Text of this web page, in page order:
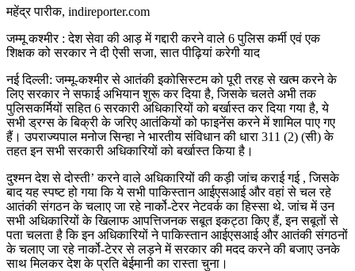
महेंद्र पारीक, indireporter.com
जम्मू कश्मीर : देश सेवा की आड़ में गद्दारी करने वाले 6 पुलिस कर्मी एवं एक
शिक्षक को सरकार ने दी ऐसी सजा, सात पीढ़ियां करेगी याद
नई दिल्ली: जम्मू-कश्मीर से आतंकी इकोसिस्टम को पूरी तरह से खत्म करने के
लिए सरकार ने सफाई अभियान शुरू कर दिया है, जिसके चलते अभी तक
पुलिसकर्मियों सहित 6 सरकारी अधिकारियों को बर्खास्त कर दिया गया है, ये
सभी ड्रग्स के बिक्री के जरिए आतंकियों को फाइनेंस करने में शामिल पाए गए
हैं। उपराज्यपाल मनोज सिन्हा ने भारतीय संविधान की धारा 311 (2) (सी) के
तहत इन सभी सरकारी अधिकारियों को बर्खास्त किया है।
दुश्‍मन देश से दोस्‍ती’ करने वाले अधिकारियों की कड़ी जांच कराई गई , जिसके
बाद यह स्पष्ट हो गया कि ये सभी पाकिस्तान आईएसआई और वहां से चल रहे
आतंकी संगठन के चलाए जा रहे नार्को-टेरर नेटवर्क का हिस्सा थे. जांच में उन
सभी अधिकारियों के खिलाफ आपत्तिजनक सबूत इकट्ठा किए हैं, इन सबूतों से
पता चलता है कि इन अधिकारियों ने पाकिस्तान आईएसआई और आतंकी संगठनों
के चलाए जा रहे नार्को-टेरर से लड़ने में सरकार की मदद करने की बजाए उनके
साथ मिलकर देश के प्रति बेईमानी का रास्ता चुना।